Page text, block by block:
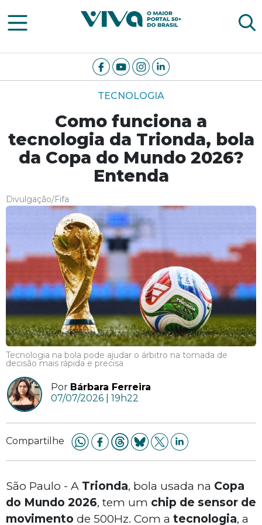
Viva Notícias
TECNOLOGIA
Como funciona a
tecnologia da Trionda, bola
da Copa do Mundo 2026?
Entenda
Divulgação/Fifa
Tecnologia na bola pode ajudar o árbitro na tomada de
decisão mais rápida e precisa
Por Bárbara Ferreira
07/07/2026 | 19h22
Compartilhe
São Paulo - A Trionda, bola usada na Copa
do Mundo 2026, tem um chip de sensor de
movimento de 500Hz. Com a tecnologia, a